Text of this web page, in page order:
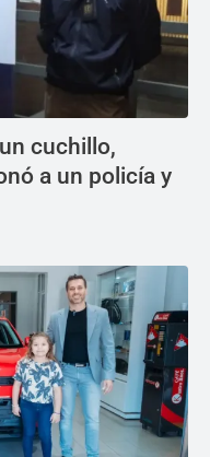
cuchillo,
a un policía y